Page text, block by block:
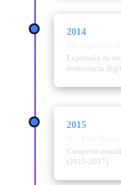
2014
Explosión de
democracia
2015
Campeón
(2015-2017)